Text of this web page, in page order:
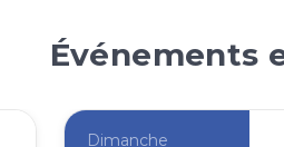
Événements
Dimanche